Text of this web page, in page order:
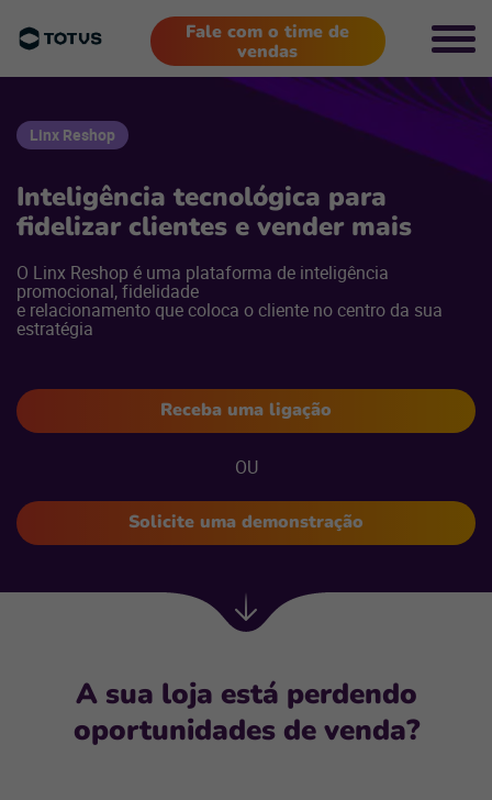
Fale com o time de
vendas
Linx Reshop
Inteligência tecnológica para
fidelizar clientes e vender mais
O Linx Reshop é uma plataforma de inteligência
promocional, fidelidade
e relacionamento que coloca o cliente no centro da sua
estratégia
Receba uma ligação
OU
Solicite uma demonstração
A sua loja está perdendo
oportunidades de venda?
Próxima